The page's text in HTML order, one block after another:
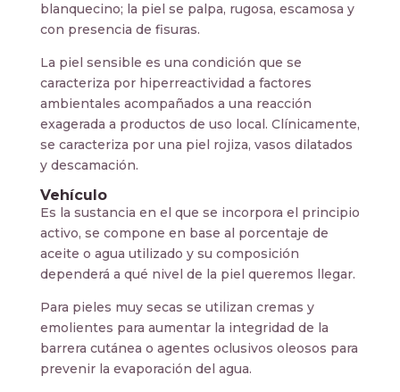
blanquecino; la piel se palpa, rugosa, escamosa y
con presencia de fisuras.
La piel sensible es una condición que se
caracteriza por hiperreactividad a factores
ambientales acompañados a una reacción
exagerada a productos de uso local. Clínicamente,
se caracteriza por una piel rojiza, vasos dilatados
y descamación.
Vehículo
Es la sustancia en el que se incorpora el principio
activo, se compone en base al porcentaje de
aceite o agua utilizado y su composición
dependerá a qué nivel de la piel queremos llegar.
Para pieles muy secas se utilizan cremas y
emolientes para aumentar la integridad de la
barrera cutánea o agentes oclusivos oleosos para
prevenir la evaporación del agua.